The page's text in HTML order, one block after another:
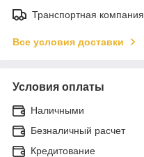
Транспортная компания
Все условия доставки
Условия оплаты
Наличными
Безналичный расчет
Кредитование